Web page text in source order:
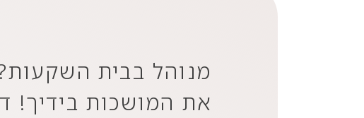
מנוהל בבית
את המושכות בידיך!